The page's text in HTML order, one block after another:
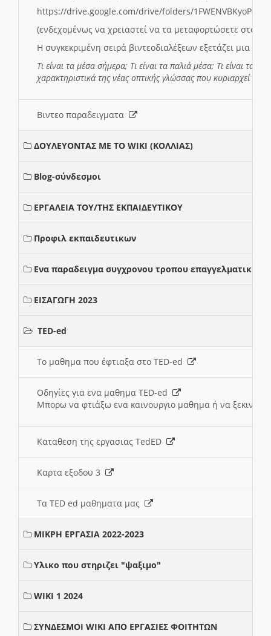
https://drive.google.com/drive/folders/
(ενδεχομένως να χρειαστεί να τα μεταφορτώσετε στο
Η συγκεκριμένη σειρά βιντεοδιαλέξεων εξετάζει μια
Τι είναι τα μέσα σήμερα; Τι είναι τα παλιά μέσα; Τι είναι τα
χαρακτηριστικά της νέας οπτικής γλώσσας που κυριαρχεί
Βιντεο παραδειγματα
ΔΟΥΛΕΥΟΝΤΑΣ ΜΕ ΤΟ WIKI (ΚΟΛΛΙΑΣ)
Blog-σύνδεσμοι
ΕΡΓΑΛΕΙΑ ΤΟΥ/ΤΗΣ ΕΚΠΑΙΔΕΥΤΙΚΟΥ
Προφιλ εκπαιδευτικων
Ενα παραδειγμα συγχρονου τροπου επαγγελματικης
ΕΙΣΑΓΩΓΗ 2023
TED-ed
Το μαθημα που έφτιαξα στο TED-ed
Οδηγίες για ενα μαθημα TED-ed
Μπορω να φτιάξω ενα καινουργιο μαθημα ή να
Καταθεση της εργασιας TedED
Καρτα εξοδου 3
Τα TED ed μαθηματα μας
ΜΙΚΡΗ ΕΡΓΑΣΙΑ 2022-2023
Υλικο που στηριζει "ψαξιμο"
WIKI 1 2024
ΣΥΝΔΕΣΜΟΙ WIKI ΑΠΟ ΕΡΓΑΣΙΕΣ ΦΟΙΤΗΤΩΝ